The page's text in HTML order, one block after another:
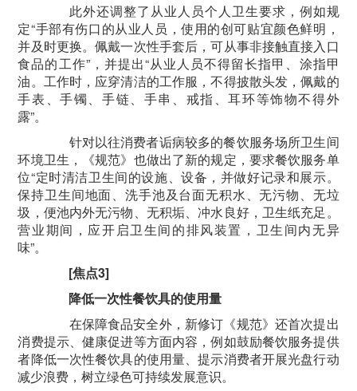
此外还调整了从业人员个人卫生要求，例如规
定“手部有伤口的从业人员，使用的创可贴宜颜色鲜明，
并及时更换。佩戴一次性手套后，可从事非接触直接入口
食品的工作”，并提出“从业人员不得留长指甲、涂指甲
油。工作时，应穿清洁的工作服，不得披散头发，佩戴的
手表、手镯、手链、手串、戒指、耳环等饰物不得外
露”。
针对以往消费者诟病较多的餐饮服务场所卫生间
环境卫生，《规范》也做出了新的规定，要求餐饮服务单
位“定时清洁卫生间的设施、设备，并做好记录和展示。
保持卫生间地面、洗手池及台面无积水、无污物、无垃
圾，便池内外无污物、无积垢、冲水良好，卫生纸充足。
营业期间，应开启卫生间的排风装置，卫生间内无异
味”。
[焦点3]
降低一次性餐饮具的使用量
在保障食品安全外，新修订《规范》还首次提出
消费提示、健康促进等方面内容，例如鼓励餐饮服务提供
者降低一次性餐饮具的使用量、提示消费者开展光盘行动
减少浪费，树立绿色可持续发展意识。